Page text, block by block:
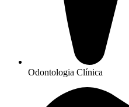
Odontologia Clínica